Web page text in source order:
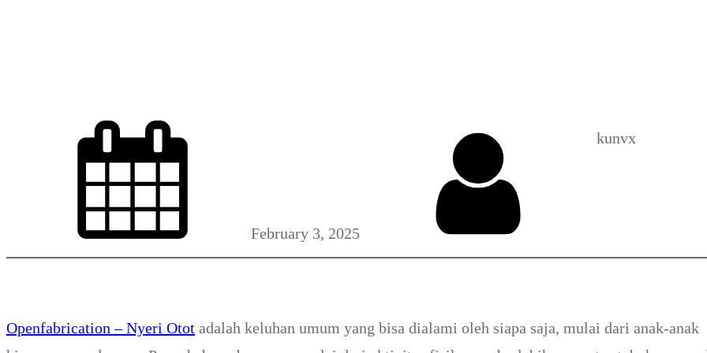
February 3, 2025
kunvx
Openfabrication – Nyeri Otot adalah keluhan umum yang bisa dialami oleh siapa saja, mulai dari anak-anak